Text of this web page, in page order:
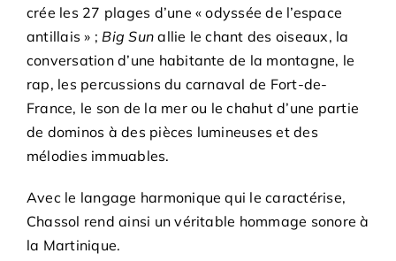
crée les 27 plages d’une « odyssée de l’espace
antillais » ; Big Sunallie le chant des oiseaux, la
conversation d’une habitante de la montagne, le
rap, les percussions du carnaval de Fort-de-
France, le son de la mer ou le chahut d’une partie
de dominos à des pièces lumineuses et des
mélodies immuables.
Avec le langage harmonique qui le caractérise,
Chassol rend ainsi un véritable hommage sonore à
la Martinique.